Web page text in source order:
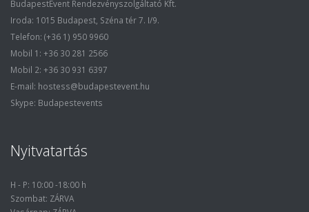
BudapestEvent Rendezvényszolgáltató Kft.
Iroda: 1015 Budapest, Széna tér 7. I/9.
Telefon: (+36 1) 950 9960
Mobil 1: +36 30 281 2566
Mobil 2: +36 30 931 6397
E-mail: hostess@budapestevent.hu
Skype: Budapestevents
Nyitvatartás
H - P: 10:00 -18:00 h
Szombat: ZÁRVA